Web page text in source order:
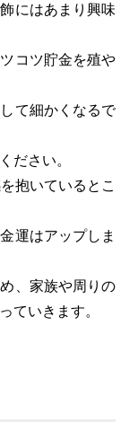
にはあまり興味
コツ貯金を殖や
て細かくなるで
ださい。
抱いているとこ
運はアップしま
、家族や周りの
ていきます。